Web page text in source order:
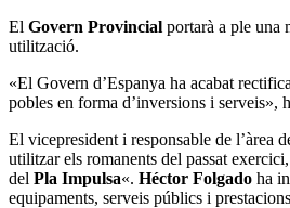
El Govern Provincial portarà a ple una
utilització.
«El Govern d’Espanya ha acabat
pobles en forma d’inversions i serveis»,
El vicepresident i responsable de l’àrea
utilitzar els romanents del passat
del Pla Impulsa«. Héctor Folgado ha
equipaments, serveis públics i